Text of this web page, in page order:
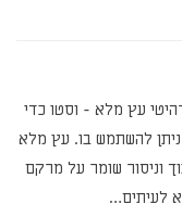
עץ מלא - וסטו כדי
להשתמש בו. עץ מלא
וניסור שומר על מרקם
לעיתים…